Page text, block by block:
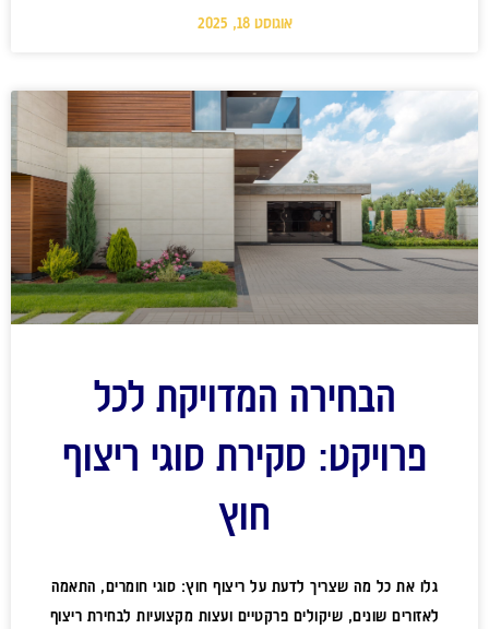
אוגוסט 18, 2025
הבחירה המדויקת לכל
פרויקט: סקירת סוגי ריצוף
חוץ
גלו את כל מה שצריך לדעת על ריצוף חוץ: סוגי חומרים, התאמה
לאזורים שונים, שיקולים פרקטיים ועצות מקצועיות לבחירת ריצוף